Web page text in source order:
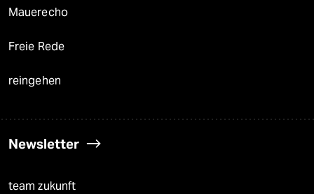
Mauerecho
Freie Rede
reingehen
Newsletter
team zukunft